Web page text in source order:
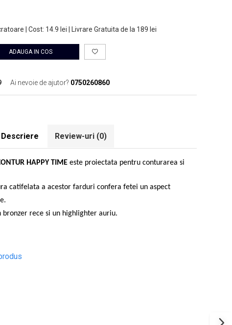
| Cost: 14.9 lei | Livrare Gratuita de la 189 lei
ADAUGA IN COS
Ai nevoie de ajutor? 0750260860
Descriere Review-uri (0)
HAPPY TIME este proiectata pentru conturarea si
catifelata a acestor farduri confera fetei un aspect
le.
bronzer rece si un highlighter auriu.